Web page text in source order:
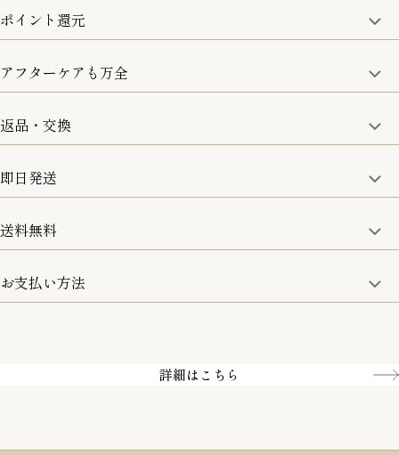
ポイント還元
商品金額の10%をポイント還元いたします。
アフターケアも万全
取り扱い商品はすべて正規品となります。
修理などのご相談に関しましては、責任を持って対応させてい
ただきます。
返品・交換
8日以内なら、返品・交換も可能です。
即日発送
15:00までのご注文は即日発送
お取寄せ商品を除く
送料無料
5,500円(税込)以上で全国送料無料となります。
お支払い方法
詳細はこちら